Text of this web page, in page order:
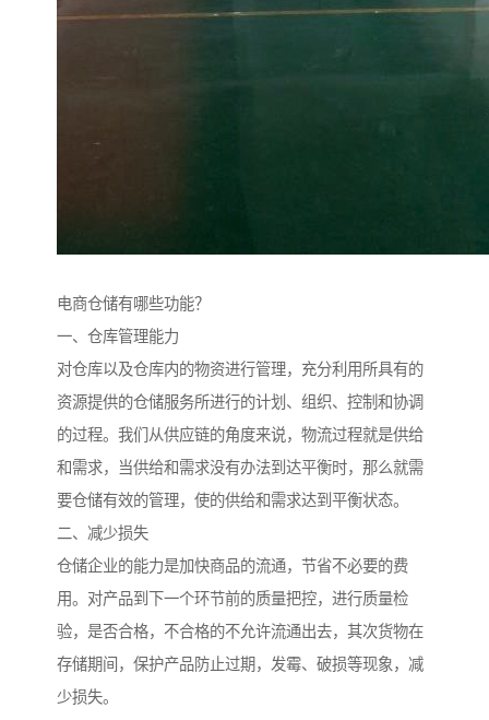
电商仓储有哪些功能？
一、仓库管理能力
对仓库以及仓库内的物资进行管理，充分利用所具有的
资源提供的仓储服务所进行的计划、组织、控制和协调
的过程。我们从供应链的角度来说，物流过程就是供给
和需求，当供给和需求没有办法到达平衡时，那么就需
要仓储有效的管理，使的供给和需求达到平衡状态。
二、减少损失
仓储企业的能力是加快商品的流通，节省不必要的费
用。对产品到下一个环节前的质量把控，进行质量检
验，是否合格，不合格的不允许流通出去，其次货物在
存储期间，保护产品防止过期，发霉、破损等现象，减
少损失。